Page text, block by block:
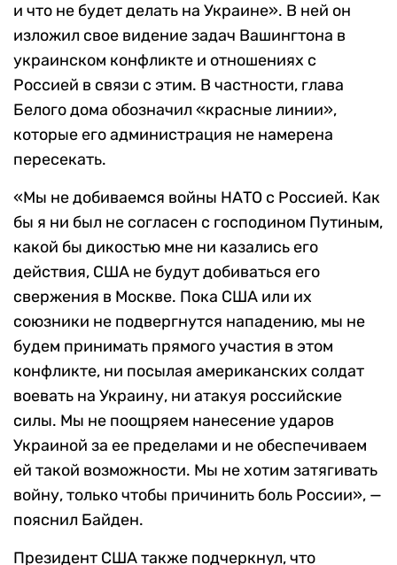
и что не будет делать на Украине». В ней он
изложил свое видение задач Вашингтона в
украинском конфликте и отношениях с
Россией в связи с этим. В частности, глава
Белого дома обозначил «красные линии»,
которые его администрация не намерена
пересекать.
«Мы не добиваемся войны НАТО с Россией. Как
бы я ни был не согласен с господином Путиным,
какой бы дикостью мне ни казались его
действия, США не будут добиваться его
свержения в Москве. Пока США или их
союзники не подвергнутся нападению, мы не
будем принимать прямого участия в этом
конфликте, ни посылая американских солдат
воевать на Украину, ни атакуя российские
силы. Мы не поощряем нанесение ударов
Украиной за ее пределами и не обеспечиваем
ей такой возможности. Мы не хотим затягивать
войну, только чтобы причинить боль России», —
пояснил Байден.
Президент США также подчеркнул, что